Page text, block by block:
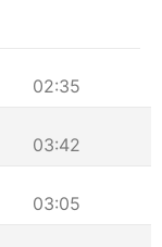
02:35
03:42
03:05